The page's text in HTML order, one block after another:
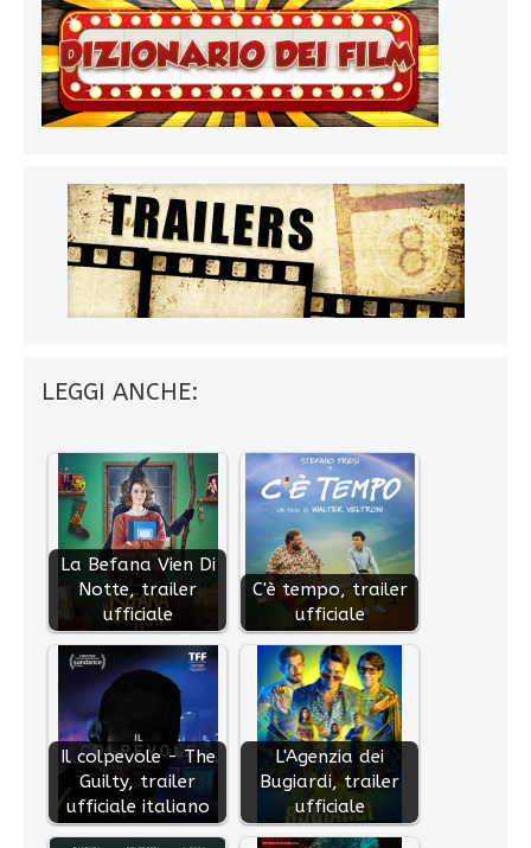
LEGGI ANCHE:
La Befana Vien Di
Notte, trailer
ufficiale
C'è tempo, trailer
ufficiale
Il colpevole - The
Guilty, trailer
ufficiale italiano
L'Agenzia dei
Bugiardi, trailer
ufficiale